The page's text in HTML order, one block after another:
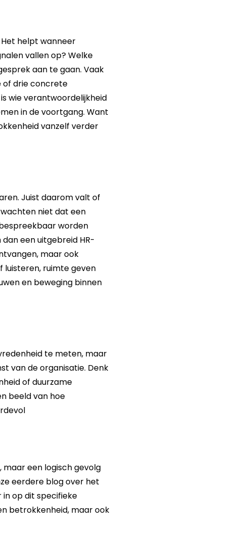
helpt wanneer
vallen op? Welke
aan te gaan. Vaak
of drie concrete
wie verantwoordelijkheid
in de voortgang. Want
vanzelf verder
Juist daarom valt of
niet dat een
worden
een uitgebreid HR-
maar ook
luisteren, ruimte geven
en beweging binnen
te meten, maar
van de organisatie. Denk
of duurzame
beeld van hoe
maar een logisch gevolg
eerdere blog over het
in op dit specifieke
betrokkenheid, maar ook